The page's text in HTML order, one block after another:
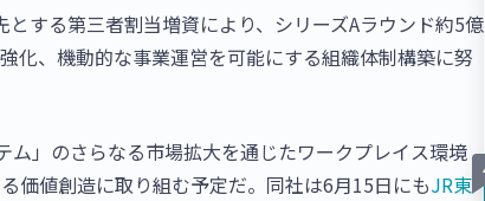
とする第三者割当増資により、シリーズAラウンド約5億
化、機動的な事業運営を可能にする組織体制構築に努
」のさらなる市場拡大を通じたワークプレイス環境
価値創造に取り組む予定だ。同社は6月15日にもJR東